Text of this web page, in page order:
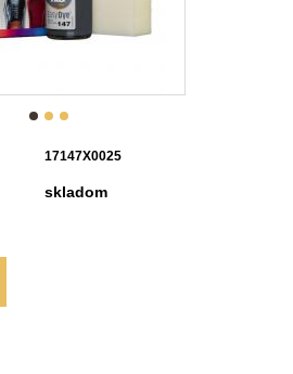
17147X0025
skladom